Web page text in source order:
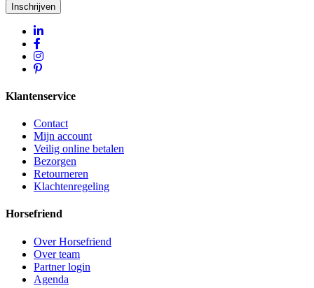
Inschrijven
Klantenservice
Contact
Mijn account
Veilig online betalen
Bezorgen
Retourneren
Klachtenregeling
Horsefriend
Over Horsefriend
Over team
Partner login
Agenda